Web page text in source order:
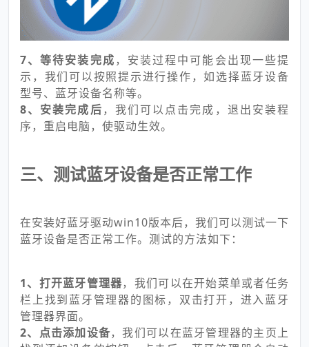
7、等待安装完成 ，安装过程中可能会出现一些提
示，我们可以按照提示进行操作，如选择蓝牙设备
型号、蓝牙设备名称等。
8、安装完成后 ，我们可以点击完成，退出安装程
序，重启电脑，使驱动生效。
三、测试蓝牙设备是否正常工作
在安装好蓝牙驱动win10版本后，我们可以测试一下
蓝牙设备是否正常工作。测试的方法如下：
1、打开蓝牙管理器，我们可以在开始菜单或者任务
栏上找到蓝牙管理器的图标，双击打开，进入蓝牙
管理器界面。
2、点击添加设备，我们可以在蓝牙管理器的主页上